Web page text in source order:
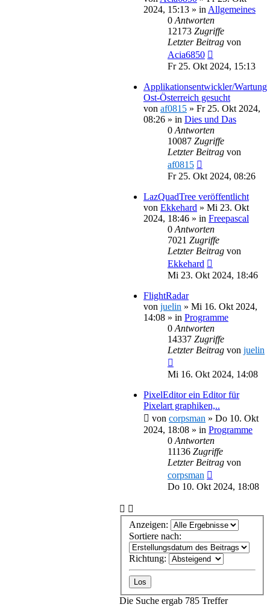
2024, 15:13 » in Allgemeines
0 Antworten
12173 Zugriffe
Letzter Beitrag von
Acia6850
Fr 25. Okt 2024, 15:13
Applikationsentwickler/Wartung
Ost-Österreich gesucht
von af0815 » Fr 25. Okt 2024,
08:26 » in Dies und Das
0 Antworten
10087 Zugriffe
Letzter Beitrag von
af0815
Fr 25. Okt 2024, 08:26
LazQuadTree veröffentlicht
von Ekkehard » Mi 23. Okt
2024, 18:46 » in Freepascal
0 Antworten
7021 Zugriffe
Letzter Beitrag von
Ekkehard
Mi 23. Okt 2024, 18:46
FlightRadar
von juelin » Mi 16. Okt 2024,
14:08 » in Programme
0 Antworten
14337 Zugriffe
Letzter Beitrag von juelin
Mi 16. Okt 2024, 14:08
PixelEditor ein Editor für
Pixelart graphiken,..
von corpsman » Do 10. Okt
2024, 18:08 » in Programme
0 Antworten
11136 Zugriffe
Letzter Beitrag von
corpsman
Do 10. Okt 2024, 18:08
Anzeigen:
Sortiere nach:
Richtung:
Die Suche ergab 785 Treffer